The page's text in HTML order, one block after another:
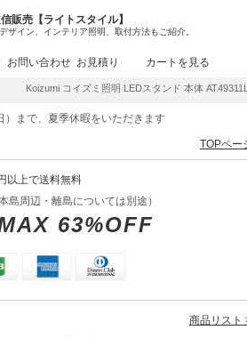
販売【ライトスタイル】
ザイン、インテリア照明、取付方法もご紹介。
お問い合わせ お見積り カートを見る
Koizumi コイズミ照明 LEDスタンド 本体 AT49311L |
まで、夏季休暇をいただきます
TOPペー
以上で送料無料
島周辺・離島については別途）
63%OFF
商品リスト